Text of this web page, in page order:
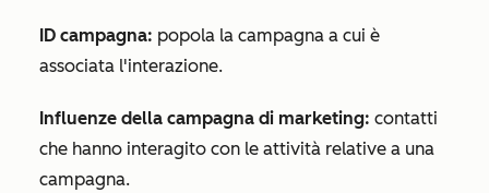
ID campagna: popola la campagna a cui è
associata l'interazione.
Influenze della campagna di marketing: contatti
che hanno interagito con le attività relative a una
campagna.